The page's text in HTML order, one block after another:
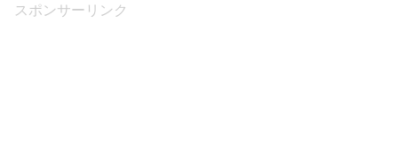
スポンサーリンク